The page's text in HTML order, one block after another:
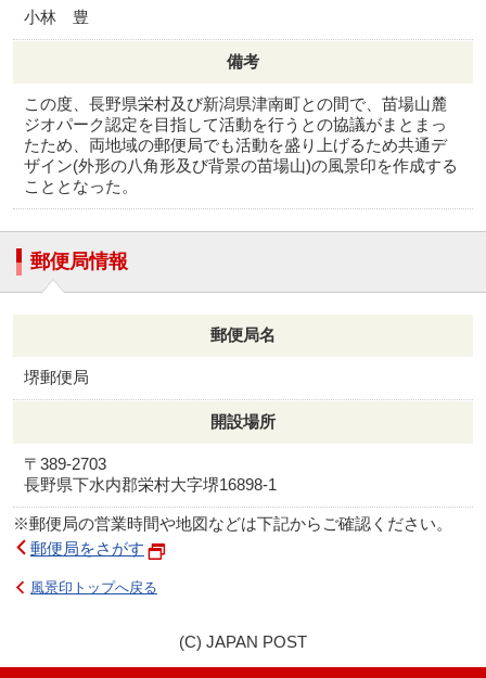
小林 豊
備考
この度、長野県栄村及び新潟県津南町との間で、苗場山麓
ジオパーク認定を目指して活動を行うとの協議がまとまっ
たため、両地域の郵便局でも活動を盛り上げるため共通デ
ザイン(外形の八角形及び背景の苗場山)の風景印を作成する
こととなった。
郵便局情報
郵便局名
堺郵便局
開設場所
〒389-2703
長野県下水内郡栄村大字堺16898‐1
※郵便局の営業時間や地図などは下記からご確認ください。
郵便局をさがす
風景印トップへ戻る
(C) JAPAN POST